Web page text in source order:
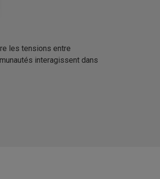
les tensions entre
interagissent dans